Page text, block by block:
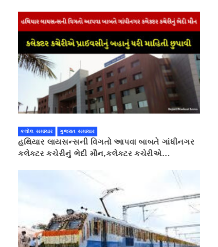
કલોલ સમાચાર ગુજરાત સમાચાર
હથિયાર લાયસન્સની વિગતો આપવા બાબતે ગાંધીનગર
કલેક્ટર કચેરીનું ભેદી મૌન,કલેક્ટર કચેરીએ